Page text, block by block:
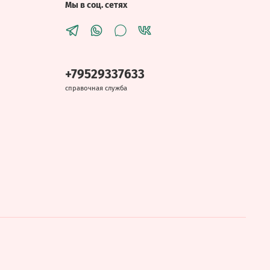
Мы в соц. сетях
+79529337633
справочная служба